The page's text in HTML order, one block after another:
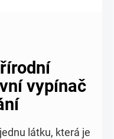
vypínač
látku, která je